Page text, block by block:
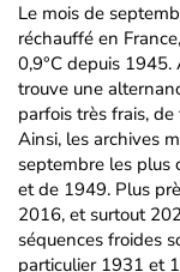
Le mois de
réchauffé en
0,9°C depuis 1945.
trouve une
parfois très frais,
Ainsi, les archives
septembre les plus
et de 1949. Plus
2016, et surtout
séquences froides
particulier 1931 et